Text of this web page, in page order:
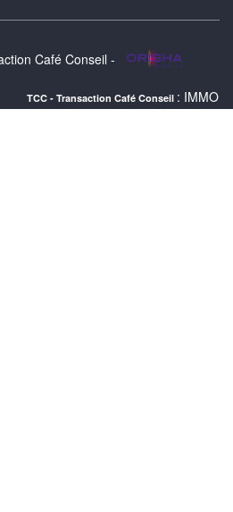
Café Conseil -
Café Conseil: IMMOBILIER